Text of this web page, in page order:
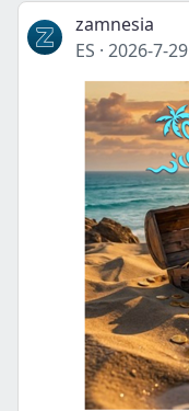
zamnesia
ES · 2026-7-29